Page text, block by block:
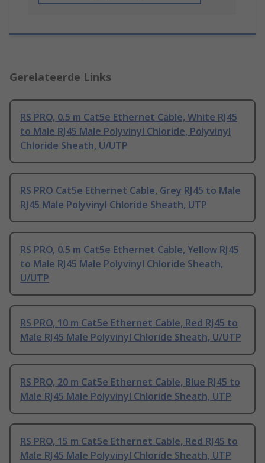
Gerelateerde Links
RS PRO, 0.5 m Cat5e Ethernet Cable, White RJ45
to Male RJ45 Male Polyvinyl Chloride, Polyvinyl
Chloride Sheath, U/UTP
RS PRO Cat5e Ethernet Cable, Grey RJ45 to Male
RJ45 Male Polyvinyl Chloride Sheath, UTP
RS PRO, 0.5 m Cat5e Ethernet Cable, Yellow RJ45
to Male RJ45 Male Polyvinyl Chloride Sheath,
U/UTP
RS PRO, 10 m Cat5e Ethernet Cable, Red RJ45 to
Male RJ45 Male Polyvinyl Chloride Sheath, U/UTP
RS PRO, 20 m Cat5e Ethernet Cable, Blue RJ45 to
Male RJ45 Male Polyvinyl Chloride Sheath, UTP
RS PRO, 15 m Cat5e Ethernet Cable, Red RJ45 to
Male RJ45 Male Polyvinyl Chloride Sheath, UTP